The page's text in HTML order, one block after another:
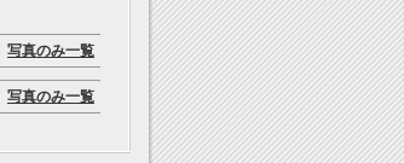
写真のみ一覧
写真のみ一覧